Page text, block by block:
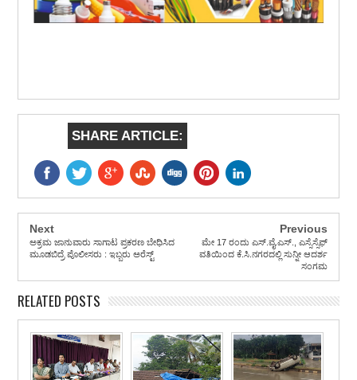
SHARE ARTICLE:
Next
ಅಕ್ರಮ ಜಾನುವಾರು ಸಾಗಾಟ ಪ್ರಕರಣ ಬೇಧಿಸಿದ
ಮೂಡಬಿದ್ರೆ ಪೊಲೀಸರು : ಇಬ್ಬರು ಅರೆಸ್ಟ್
Previous
ಮೇ 17 ರಂದು ಎಸ್.ವೈ.ಎಸ್., ಎಸ್ಸೆಸ್ಸೆಫ್
ವತಿಯಿಂದ ಕೆ.ಸಿ.ನಗರದಲ್ಲಿ ಸುನ್ನೀ ಆದರ್ಶ
ಸಂಗಮ
RELATED POSTS